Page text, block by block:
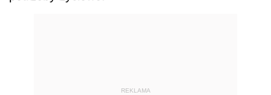
REKLAMA